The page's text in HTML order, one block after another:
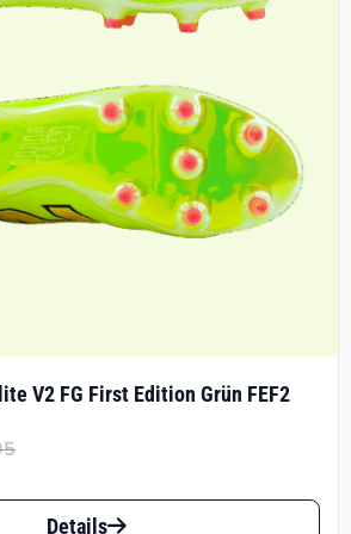
V2 FG First Edition Grün FEF2
Details